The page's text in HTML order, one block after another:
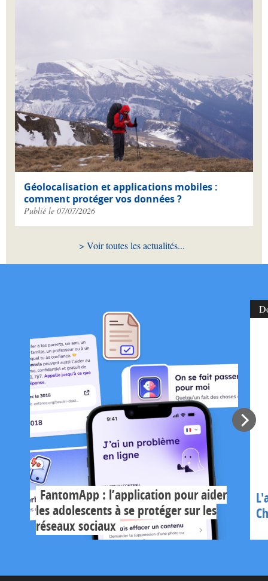
Géolocalisation et applications mobiles :
comment protéger vos données ?
Publié le 07/07/2026
Voir toutes les actualités
FantomApp : l’application pour aider
les adolescents à se protéger sur les
réseaux sociaux